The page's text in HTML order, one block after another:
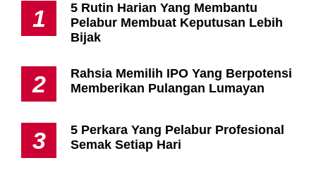
1
5 Rutin Harian Yang Membantu
Pelabur Membuat Keputusan Lebih
Bijak
2
Rahsia Memilih IPO Yang Berpotensi
Memberikan Pulangan Lumayan
3
5 Perkara Yang Pelabur Profesional
Semak Setiap Hari